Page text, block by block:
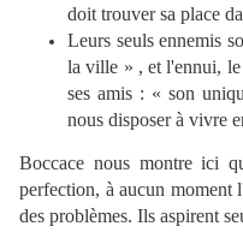
doit trouver sa place
Leurs seuls ennemis
la ville » , et l'ennui,
ses amis : « son
nous disposer à vivre
Boccace nous montre ici
perfection, à aucun moment
des problèmes. Ils aspirent